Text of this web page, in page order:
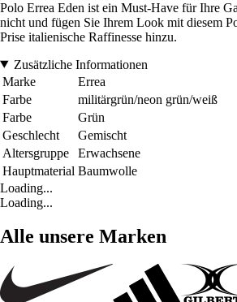
Polo Errea Eden ist ein Must-Have für Ihre
nicht und fügen Sie Ihrem Look mit diesem
Prise italienische Raffinesse hinzu.
Zusätzliche Informationen
Marke
Errea
Farbe
militärgrün/neon grün/weiß
Farbe
Grün
Geschlecht
Gemischt
Altersgruppe
Erwachsene
Hauptmaterial Baumwolle
Loading...
Loading...
Alle unsere Marken